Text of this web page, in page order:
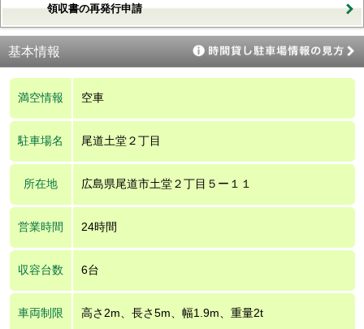
領収書の再発行申請
基本情報
満空情報 空車
駐車場名 尾道土堂２丁目
所在地 広島県尾道市土堂２丁目５ー１１
営業時間 24時間
収容台数 6台
車両制限 高さ2m、長さ5m、幅1.9m、重量2t